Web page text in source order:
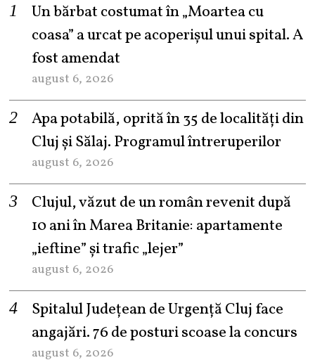
Un bărbat costumat în „Moartea cu
coasa” a urcat pe acoperișul unui spital. A
fost amendat
august 6, 2026
Apa potabilă, oprită în 35 de localități din
Cluj și Sălaj. Programul întreruperilor
august 6, 2026
Clujul, văzut de un român revenit după
10 ani în Marea Britanie: apartamente
„ieftine” și trafic „lejer”
august 6, 2026
Spitalul Județean de Urgență Cluj face
angajări. 76 de posturi scoase la concurs
august 6, 2026